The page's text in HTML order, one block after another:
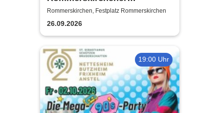
Oktoberfest - Auf geht´s -
pack mas!
Rommerskirchen, Festplatz Rommerskirchen
26.09.2026
19:00 Uhr